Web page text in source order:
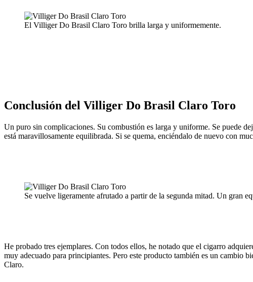
El Villiger Do Brasil Claro Toro brilla larga y uniformemente.
Conclusión del Villiger Do Brasil Claro Toro
Un puro sin complicaciones. Su combustión es larga y uniforme. Se puede
está maravillosamente equilibrada. Si se quema, enciéndalo de nuevo con
Se vuelve ligeramente afrutado a partir de la segunda mitad. Un gran
He probado tres ejemplares. Con todos ellos, he notado que el cigarro
muy adecuado para principiantes. Pero este producto también es un cambio
Claro.